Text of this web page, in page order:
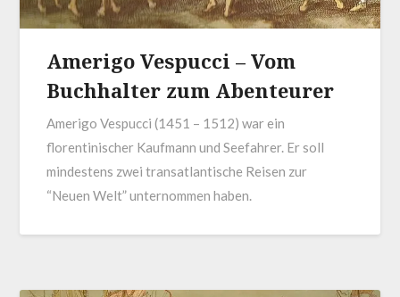
Amerigo Vespucci – Vom
Buchhalter zum Abenteurer
Amerigo Vespucci (1451 – 1512) war ein
florentinischer Kaufmann und Seefahrer. Er soll
mindestens zwei transatlantische Reisen zur
“Neuen Welt” unternommen haben.